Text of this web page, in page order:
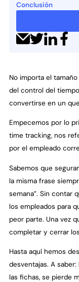
Conclusión
No importa el
del control del
convertirse en un
Empecemos por lo
time tracking, nos
por el empleado
Sabemos que
la misma frase
semana”. Sin contar
los empleados para
peor parte. Una vez
completar y cerrar
Hasta aquí hemos
desventajas. A
las fichas, se pierde